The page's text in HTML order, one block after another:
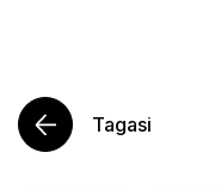
Tagasi